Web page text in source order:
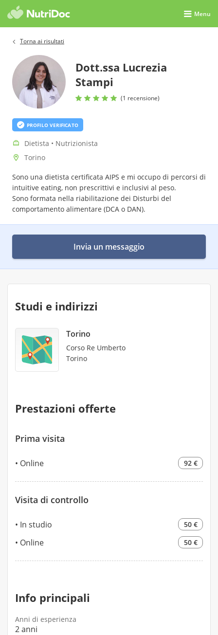
Menu
Torna ai risultati
Dott.ssa Lucrezia
Stampi
(1 recensione)
PROFILO VERIFICATO
Dietista • Nutrizionista
Torino
Sono una dietista certificata AIPS e mi occupo di percorsi di
intuitive eating, non prescrittivi e inclusivi al peso.
Sono formata nella riabilitazione dei Disturbi del
comportamento alimentare (DCA o DAN).
Invia un messaggio
Studi e indirizzi
Torino
Corso Re Umberto
Torino
Prestazioni offerte
Prima visita
Online 92 €
Visita di controllo
In studio 50 €
Online 50 €
Info principali
Anni di esperienza
2 anni